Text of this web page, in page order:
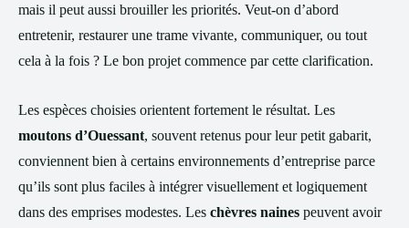
mais il peut aussi brouiller les priorités. Veut-on d’abord
entretenir, restaurer une trame vivante, communiquer, ou tout
cela à la fois ? Le bon projet commence par cette clarification.
Les espèces choisies orientent fortement le résultat. Les
moutons d’Ouessant, souvent retenus pour leur petit gabarit,
conviennent bien à certains environnements d’entreprise parce
qu’ils sont plus faciles à intégrer visuellement et logiquement
dans des emprises modestes. Les chèvres naines peuvent avoir